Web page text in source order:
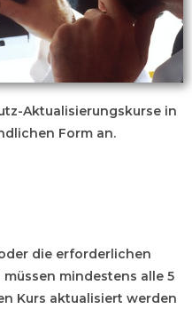
Aktualisierungskurse in
Form an.
die erforderlichen
mindestens alle 5
Kurs aktualisiert werden